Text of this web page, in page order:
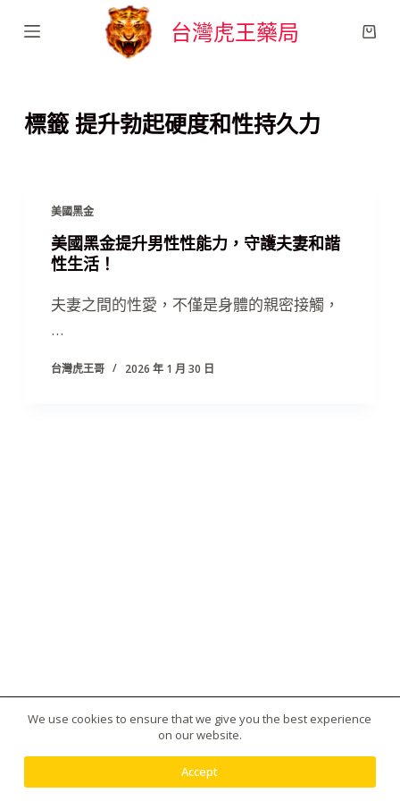
跳
內
台灣虎王藥局
標籤提升勃起硬度和性持久力
美國黑金
美國黑金提升男性性能力，守護夫妻和諧
性生活！
夫妻之間的性愛，不僅是身體的親密接觸，
…
台灣虎王哥 2026 年 1 月 30 日
版權所有 © 2026 台灣虎王藥局|犀利士|威而鋼|日本藤
We use cookies to ensure that we give you the best experience
on our website.
Accept